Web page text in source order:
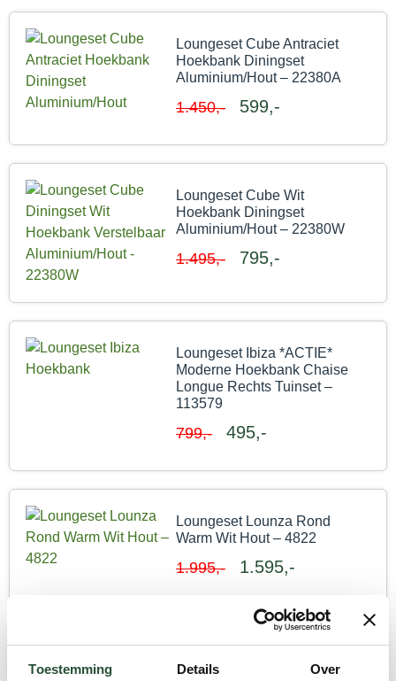
Toestemming Details Over
Loungeset Cube Antraciet
Hoekbank Diningset
Aluminium/Hout – 22380A
1.450,- 599,-
Loungeset Cube Wit
Hoekbank Diningset
Aluminium/Hout – 22380W
1.495,- 795,-
Loungeset Ibiza *ACTIE*
Moderne Hoekbank Chaise
Longue Rechts Tuinset –
113579
799,- 495,-
Loungeset Lounza Rond
Warm Wit Hout – 4822
1.995,- 1.595,-
Warm Wit Hout – 4530